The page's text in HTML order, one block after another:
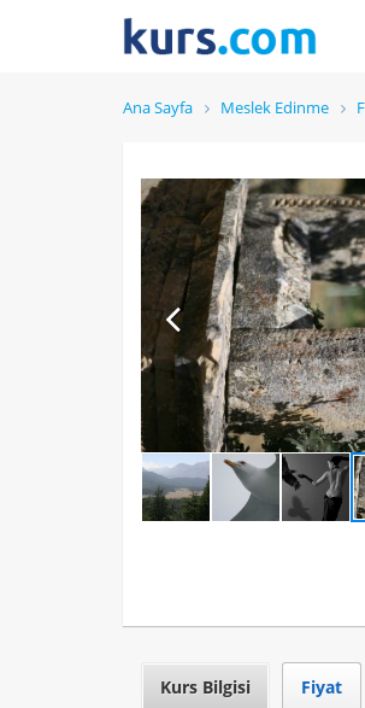
Ana Sayfa Meslek Edinme
Kurs Bilgisi Fiyat